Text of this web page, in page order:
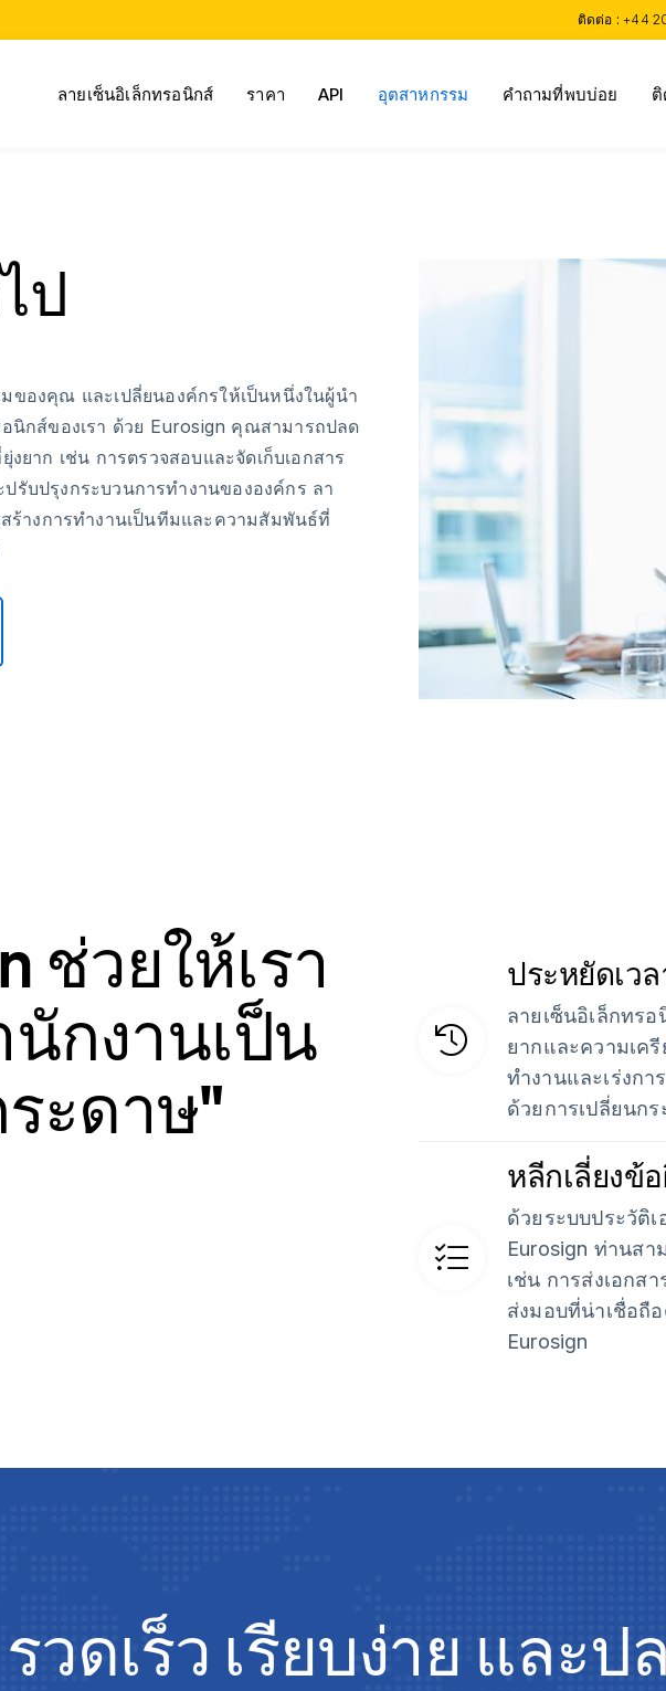
ติดต่อ :+44
ลายเซ็นอิเล็กทรอนิกส์ ราคา API อุตสาหกรรม คำถามที่พบบ่อย
ป
ของคุณ และเปลี่ยนองค์กรให้เป็นหนึ่งในผู้นำ
นิกส์ของเรา ด้วย Eurosign คุณสามารถปลด
ยาก เช่น การตรวจสอบและจัดเก็บเอกสาร
รับปรุงกระบวนการทำงานขององค์กร ลา
ร้างการทำงานเป็นทีมและความสัมพันธ์ที่
ช่วยให้เรา
กงานเป็น
ะดาษ"
ประหยัดเว
ลายเซ็นอิเล็กทร
ยากและความเค
ทำงานและเร่งก
ด้วยการเปลี่ยนก
หลีกเลี่ยงข้
ด้วยระบบประวัติ
Eurosign ท่านส
เช่น การส่งเอกส
ส่งมอบที่น่าเชื่อถื
Eurosign
รวดเร็ว เรียบง่าย และ